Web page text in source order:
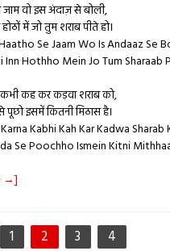
वो इस अंदाज़ से बोली,
में जो तुम शराब पीते हो।
Se Jaam Wo Is Andaaz Se
Inn Hothho Mein Jo Tum Sharaab
कभी कह कर कड़वा शराब को,
इसमें कितनी मिठास है।
Kabhi Kah Kar Kadwa Sharab
Se Poochho Ismein Kitni
→]
1 2 3 4